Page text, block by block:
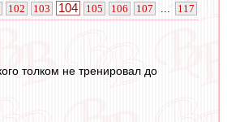
102 103 104 105 106 107 117
толком не тренировал до